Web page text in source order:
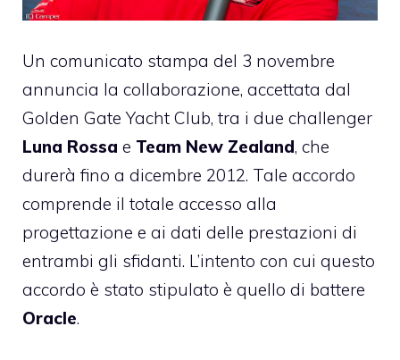
Un comunicato stampa del 3 novembre
annuncia la collaborazione, accettata dal
Golden Gate Yacht Club, tra i due challenger
Luna Rossa e Team New Zealand, che
durerà fino a dicembre 2012. Tale accordo
comprende il totale accesso alla
progettazione e ai dati delle prestazioni di
entrambi gli sfidanti. L’intento con cui questo
accordo è stato stipulato è quello di battere
Oracle.